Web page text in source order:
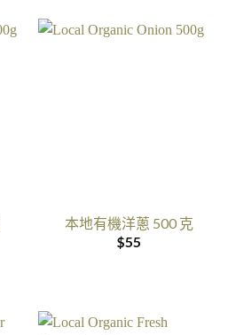
本地有機洋蔥 500 克
$55